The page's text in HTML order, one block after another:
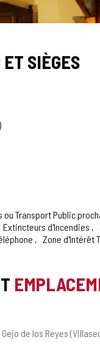
SIÈGES
ou Transport Public
Extincteurs d'Incendies
Zone d'Intérêt
Gejo de los Reyes